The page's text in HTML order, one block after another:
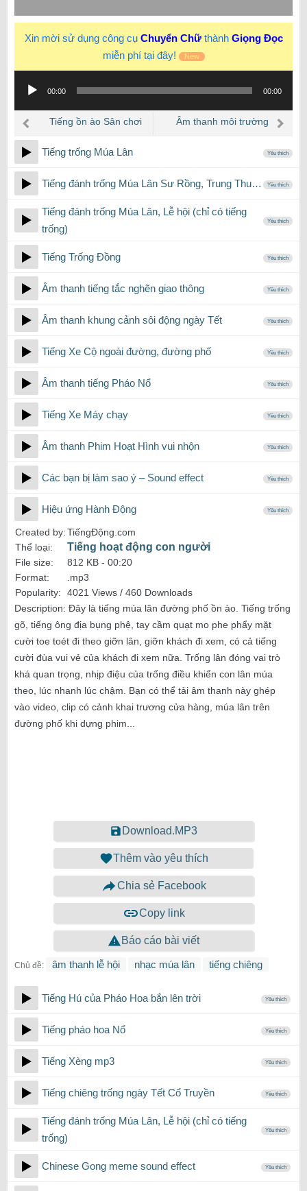
Xin mời sử dụng công cụ Chuyển Chữthành Giọng Đọc
miễn phí tại đây!
New
phát
âm
thanh
00:00 00:00
Tiếng ồn ào Sân chơi
Âm thanh môi trường
Tiếng trống Múa Lân Yêu thích
Tiếng đánh trống Múa Lân Sư Rồng, Trung Thu… Yêu thích
Tiếng đánh trống Múa Lân, Lễ hội (chỉ có tiếng
trống)
Yêu thích
Tiếng Trống Đồng Yêu thích
Âm thanh tiếng tắc nghẽn giao thông Yêu thích
Âm thanh khung cảnh sôi động ngày Tết Yêu thích
Tiếng Xe Cộ ngoài đường, đường phố Yêu thích
Âm thanh tiếng Pháo Nổ Yêu thích
Tiếng Xe Máy chạy Yêu thích
Âm thanh Phim Hoạt Hình vui nhộn Yêu thích
Các bạn bị làm sao ý – Sound effect Yêu thích
Hiệu ứng Hành Động Yêu thích
Created by:TiếngĐộng.com
Thể loại:
Tiếng hoạt động con người
File size: 812 KB - 00:20
Format:
.mp3
Popularity:
4021 Views / 460 Downloads
Description: Đây là tiếng múa lân đường phố ồn ào. Tiếng trống
gõ, tiếng ông địa bụng phệ, tay cầm quạt mo phe phẩy mặt
cười toe toét đi theo giỡn lân, giỡn khách đi xem, có cả tiếng
cười đùa vui vẻ của khách đi xem nữa. Trống lân đóng vai trò
khá quan trọng, nhịp điệu của trống điều khiển con lân múa
theo, lúc nhanh lúc chậm. Bạn có thể tải âm thanh này ghép
vào video, clip có cảnh khai trương cửa hàng, múa lân trên
đường phố khi dựng phim...
Download.MP3
Thêm vào yêu thích
Chia sẻ Facebook
Copy link
Báo cáo bài viết
Chủ đề: âm thanh lễ hội nhạc múa lân tiếng chiêng
Tiếng Hú của Pháo Hoa bắn lên trời Yêu thích
Tiếng pháo hoa Nổ Yêu thích
Tiếng Xèng mp3 Yêu thích
Tiếng chiêng trống ngày Tết Cổ Truyền Yêu thích
Tiếng đánh trống Múa Lân, Lễ hội (chỉ có tiếng
trống)
Yêu thích
Chinese Gong meme sound effect Yêu thích